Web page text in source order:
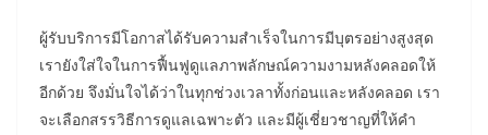
ผู้รับบริการมีโอกาสได้รับความสำเร็จในการมีบุตรอย่างสูงสุด
เรายังใส่ใจในการฟื้นฟูดูแลภาพลักษณ์ความงามหลังคลอดให้
อีกด้วย จึงมั่นใจได้ว่าในทุกช่วงเวลาทั้งก่อนและหลังคลอด เรา
จะเลือกสรรวิธีการดูแลเฉพาะตัว และมีผู้เชี่ยวชาญที่ให้คำ